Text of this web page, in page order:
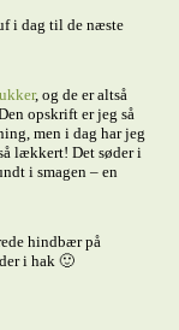
i dag til de næste
, og de er altså
opskrift er jeg så
men i dag har jeg
lækkert! Det søder i
i smagen – en
hindbær på
i hak 🙂